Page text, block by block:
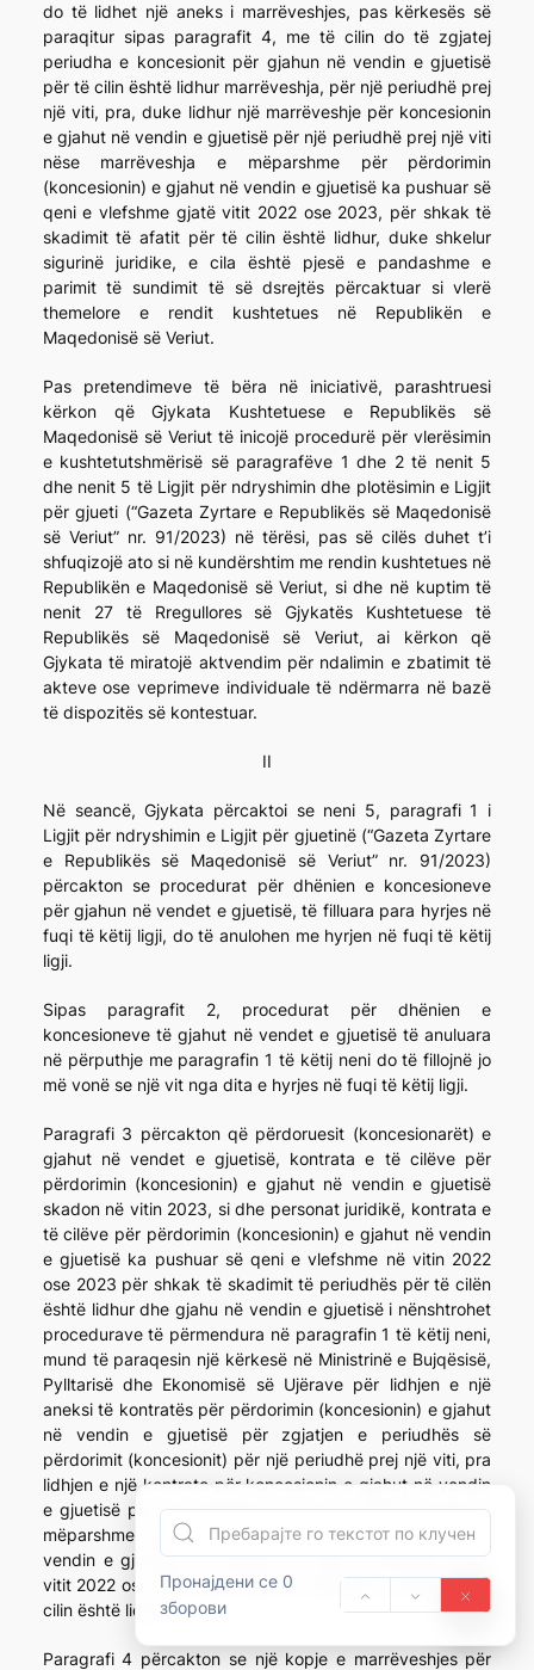
Пронајдени се 0
зборови
do të lidhet një aneks i marrëveshjes, pas kërkesës së
paraqitur sipas paragrafit 4, me të cilin do të zgjatej
periudha e koncesionit për gjahun në vendin e gjuetisë
për të cilin është lidhur marrëveshja, për një periudhë prej
një viti, pra, duke lidhur një marrëveshje për koncesionin
e gjahut në vendin e gjuetisë për një periudhë prej një viti
nëse marrëveshja e mëparshme për përdorimin
(koncesionin) e gjahut në vendin e gjuetisë ka pushuar së
qeni e vlefshme gjatë vitit 2022 ose 2023, për shkak të
skadimit të afatit për të cilin është lidhur, duke shkelur
sigurinë juridike, e cila është pjesë e pandashme e
parimit të sundimit të së dsrejtës përcaktuar si vlerë
themelore e rendit kushtetues në Republikën e
Maqedonisë së Veriut.
Pas pretendimeve të bëra në iniciativë, parashtruesi
kërkon që Gjykata Kushtetuese e Republikës së
Maqedonisë së Veriut të inicojë procedurë për vlerësimin
e kushtetutshmërisë së paragrafëve 1 dhe 2 të nenit 5
dhe nenit 5 të Ligjit për ndryshimin dhe plotësimin e Ligjit
për gjueti (“Gazeta Zyrtare e Republikës së Maqedonisë
së Veriut” nr. 91/2023) në tërësi, pas së cilës duhet t’i
shfuqizojë ato si në kundërshtim me rendin kushtetues në
Republikën e Maqedonisë së Veriut, si dhe në kuptim të
nenit 27 të Rregullores së Gjykatës Kushtetuese të
Republikës së Maqedonisë së Veriut, ai kërkon që
Gjykata të miratojë aktvendim për ndalimin e zbatimit të
akteve ose veprimeve individuale të ndërmarra në bazë
të dispozitës së kontestuar.
II
Në seancë, Gjykata përcaktoi se neni 5, paragrafi 1 i
Ligjit për ndryshimin e Ligjit për gjuetinë (“Gazeta Zyrtare
e Republikës së Maqedonisë së Veriut” nr. 91/2023)
përcakton se procedurat për dhënien e koncesioneve
për gjahun në vendet e gjuetisë, të filluara para hyrjes në
fuqi të këtij ligji, do të anulohen me hyrjen në fuqi të këtij
ligji.
Sipas paragrafit 2, procedurat për dhënien e
koncesioneve të gjahut në vendet e gjuetisë të anuluara
në përputhje me paragrafin 1 të këtij neni do të fillojnë jo
më vonë se një vit nga dita e hyrjes në fuqi të këtij ligji.
Paragrafi 3 përcakton që përdoruesit (koncesionarët) e
gjahut në vendet e gjuetisë, kontrata e të cilëve për
përdorimin (koncesionin) e gjahut në vendin e gjuetisë
skadon në vitin 2023, si dhe personat juridikë, kontrata e
të cilëve për përdorimin (koncesionin) e gjahut në vendin
e gjuetisë ka pushuar së qeni e vlefshme në vitin 2022
ose 2023 për shkak të skadimit të periudhës për të cilën
është lidhur dhe gjahu në vendin e gjuetisë i nënshtrohet
procedurave të përmendura në paragrafin 1 të këtij neni,
mund të paraqesin një kërkesë në Ministrinë e Bujqësisë,
Pylltarisë dhe Ekonomisë së Ujërave për lidhjen e një
aneksi të kontratës për përdorimin (koncesionin) e gjahut
në vendin e gjuetisë për zgjatjen e periudhës së
përdorimit (koncesionit) për një periudhë prej një viti, pra
lidhjen e një kontrate për koncesionin e gjahut në vendin
e gjuetisë për një periudhë prej një viti nëse kontrata e
mëparshme për përdorimin (koncesionin) e gjahut në
vendin e gjuetisë ka pushuar së qeni e vlefshme gjatë
vitit 2022 ose 2023 për shkak të skadimit të afatit për të
cilin është lidhur.
Paragrafi 4 përcakton se një kopje e marrëveshjes për